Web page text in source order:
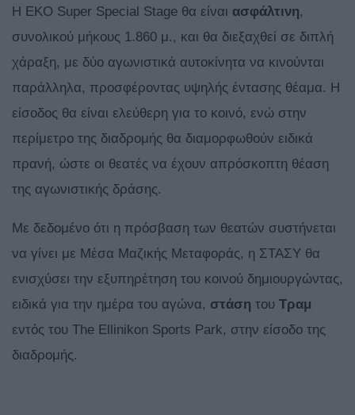
Η EKO Super Special Stage θα είναι ασφάλτινη,
συνολικού μήκους 1.860 μ., και θα διεξαχθεί σε διπλή
χάραξη, με δύο αγωνιστικά αυτοκίνητα να κινούνται
παράλληλα, προσφέροντας υψηλής έντασης θέαμα. Η
είσοδος θα είναι ελεύθερη για το κοινό, ενώ στην
περίμετρο της διαδρομής θα διαμορφωθούν ειδικά
πρανή, ώστε οι θεατές να έχουν απρόσκοπτη θέαση
της αγωνιστικής δράσης.
Με δεδομένο ότι η πρόσβαση των θεατών συστήνεται
να γίνει με Μέσα Μαζικής Μεταφοράς, η ΣΤΑΣΥ θα
ενισχύσει την εξυπηρέτηση του κοινού δημιουργώντας,
ειδικά για την ημέρα του αγώνα, στάση του Τραμ
εντός του The Ellinikon Sports Park, στην είσοδο της
διαδρομής.